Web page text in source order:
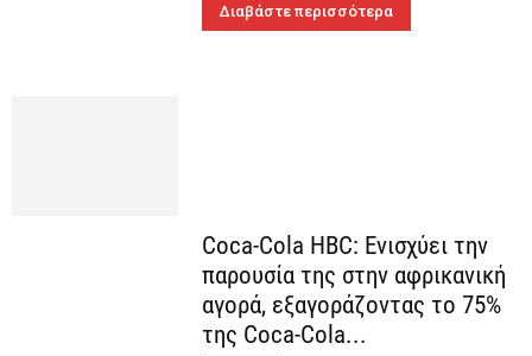
Διαβάστε περισσότερα
Coca-Cola HBC: Ενισχύει την
παρουσία της στην αφρικανική
αγορά, εξαγοράζοντας το 75%
της Coca-Cola...